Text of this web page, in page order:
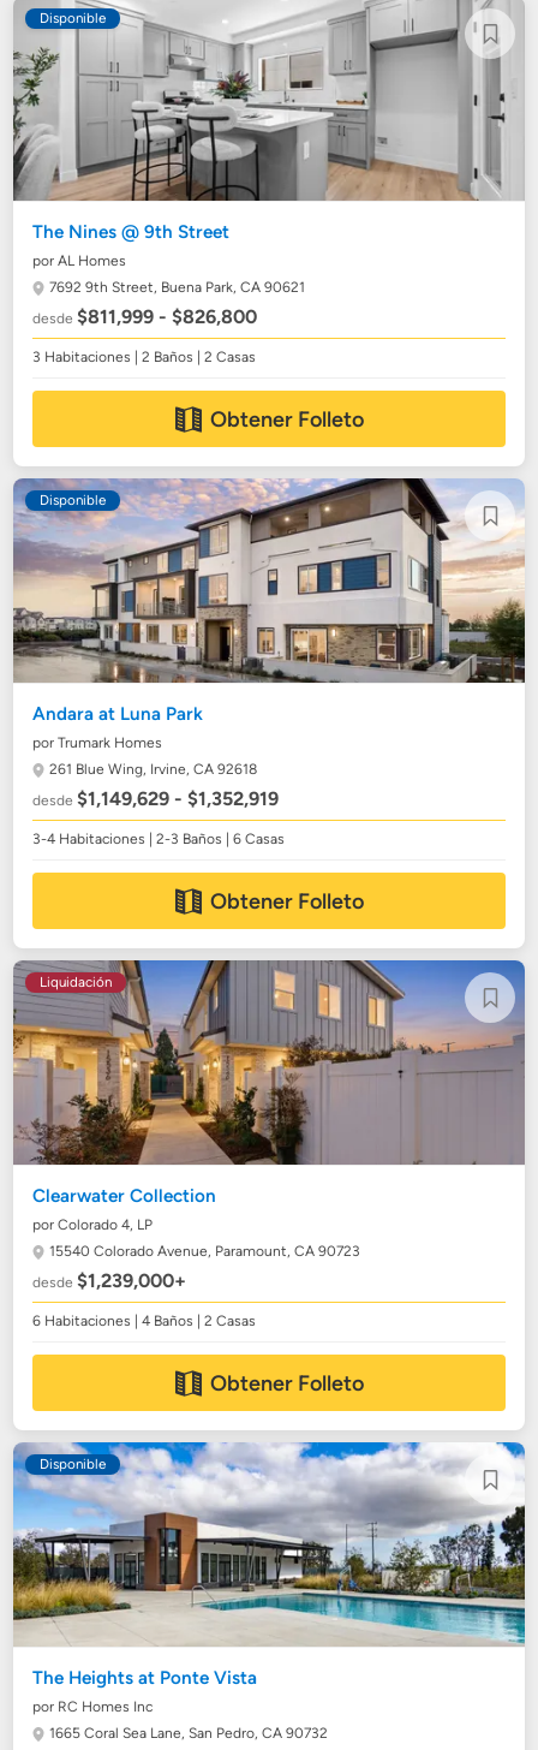
Disponible
The Nines @ 9th Street
por AL Homes
7692 9th Street, Buena Park, CA 90621
desde$811,999 - $826,800
3 Habitaciones | 2 Baños | 2 Casas
Obtener Folleto
Disponible
Andara at Luna Park
por Trumark Homes
261 Blue Wing, Irvine, CA 92618
desde$1,149,629 - $1,352,919
3-4 Habitaciones | 2-3 Baños | 6 Casas
Obtener Folleto
Liquidación
Clearwater Collection
por Colorado 4, LP
15540 Colorado Avenue, Paramount, CA 90723
desde$1,239,000+
6 Habitaciones | 4 Baños | 2 Casas
Obtener Folleto
Disponible
The Heights at Ponte Vista
por RC Homes Inc
1665 Coral Sea Lane,San Pedro, CA 90732